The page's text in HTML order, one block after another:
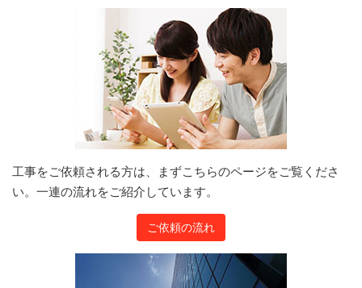
工事をご依頼される方は、まずこちらのページをご覧くださ
い。一連の流れをご紹介しています。
ご依頼の流れ